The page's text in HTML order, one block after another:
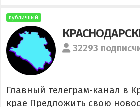
публичный
32293
Главный телеграм-канал в
крае Предложить свою